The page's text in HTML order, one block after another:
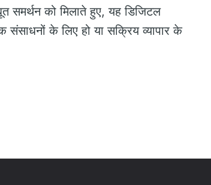
समर्थन को मिलाते हुए, यह डिजिटल
के लिए हो या सक्रिय व्यापार के